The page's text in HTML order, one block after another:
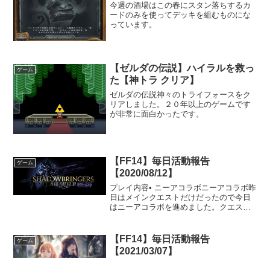
今週の酒場はこの春にスタン落ちするカ
ードのみを使ってデッキを組むものにな
っています。
ゲーム
【ゼルダの伝説】ハイラルを救っ
た【神トラ クリア】
ゼルダの伝説神々のトライフォースをク
リアしました。２０年以上のゲームです
が非常に面白かったです。
ゲーム
【FF14】毎日活動報告
【2020/08/12】
プレイ内容• ニーアコラボニーアコラボ昨
日はメインクエストだけだったので今日
はニーアコラボを進めました。クエスト
くらいかかりました。クエストの内容と
してはえっ！？そう...
ゲーム
【FF14】毎日活動報告
【2021/03/07】